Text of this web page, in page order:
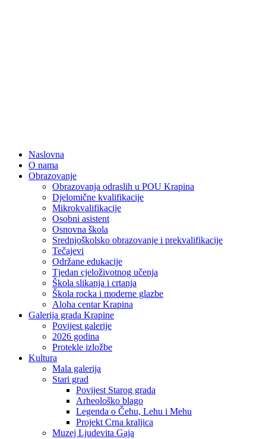
Naslovna
O nama
Obrazovanje
Obrazovanja odraslih u POU Krapina
Djelomične kvalifikacije
Mikrokvalifikacije
Osobni asistent
Osnovna škola
Srednjoškolsko obrazovanje i prekvalifikacije
Tečajevi
Održane edukacije
Tjedan cjeloživotnog učenja
Škola slikanja i crtanja
Škola rocka i moderne glazbe
Aloha centar Krapina
Galerija grada Krapine
Povijest galerije
2026 godina
Protekle izložbe
Kultura
Mala galerija
Stari grad
Povijest Starog grada
Arheološko blago
Legenda o Čehu, Lehu i Mehu
Projekt Crna kraljica
Muzej Ljudevita Gaja